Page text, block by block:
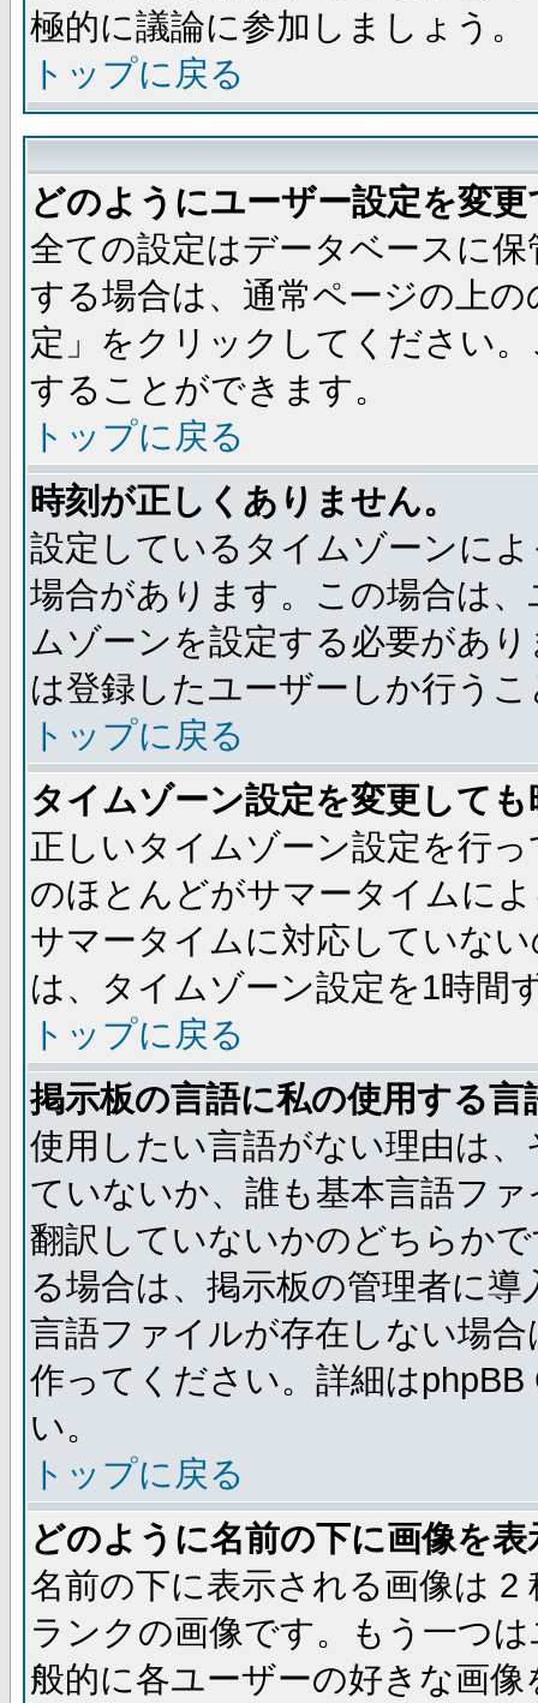
極的に議論に参加しましょう。
トップに戻る
どのようにユーザー設定を変
全ての設定はデータベースに
する場合は、通常ページの上
定」をクリックしてください
することができます。
トップに戻る
時刻が正しくありません。
設定しているタイムゾーンに
場合があります。この場合は
ムゾーンを設定する必要があ
は登録したユーザーしか行う
トップに戻る
タイムゾーン設定を変更して
正しいタイムゾーン設定を行
のほとんどがサマータイムに
サマータイムに対応していな
は、タイムゾーン設定を1時間
トップに戻る
掲示板の言語に私の使用する
使用したい言語がない理由は
ていないか、誰も基本言語フ
翻訳していないかのどちらか
る場合は、掲示板の管理者に
言語ファイルが存在しない場
作ってください。詳細は
い。
トップに戻る
どのように名前の下に画像を
名前の下に表示される画像は
ランクの画像です。もう一つ
般的に各ユーザーの好きな画